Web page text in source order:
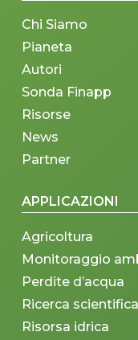
Chi Siamo
Pianeta
Autori
Sonda Finapp
Risorse
News
Partner
APPLICAZIONI
Agricoltura
Monitoraggio
Perdite d’acqua
Ricerca scientifica
Risorsa idrica